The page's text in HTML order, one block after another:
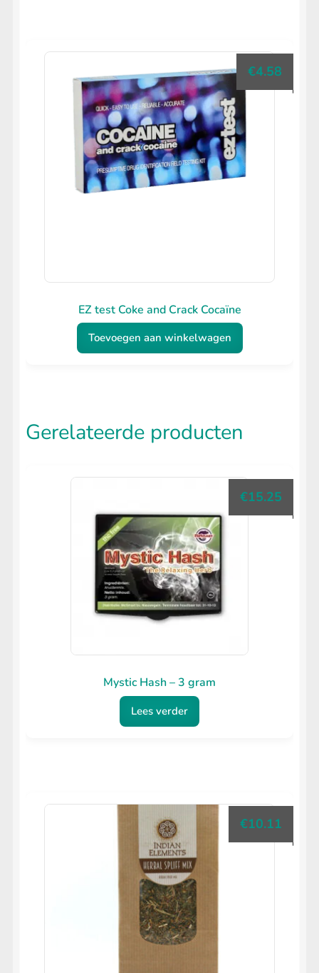
EZ test Coke and Crack Cocaïne
€4.58
Toevoegen aan winkelwagen
Gerelateerde producten
Mystic Hash – 3 gram
€15.25
Lees verder
€10.11